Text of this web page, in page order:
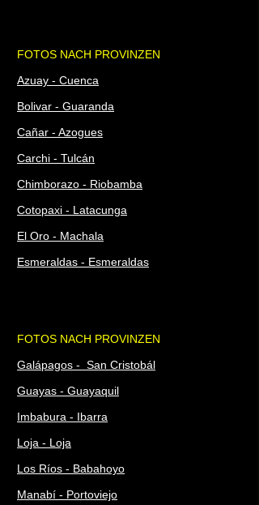
FOTOS NACH PROVINZEN
Galápagos - San Cristobál
Guayas - Guayaquil
Imbabura - Ibarra
Loja - Loja
Los Ríos - Babahoyo
Manabí - Portoviejo
FOTOS NACH PROVINZEN
Azuay - Cuenca
Bolivar - Guaranda
Cañar - Azogues
Carchi - Tulcán
Chimborazo - Riobamba
Cotopaxi - Latacunga
El Oro - Machala
Esmeraldas - Esmeraldas